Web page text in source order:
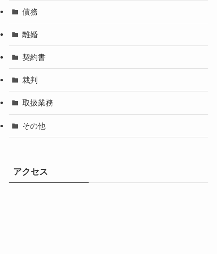
債務
離婚
契約書
裁判
取扱業務
その他
アクセス